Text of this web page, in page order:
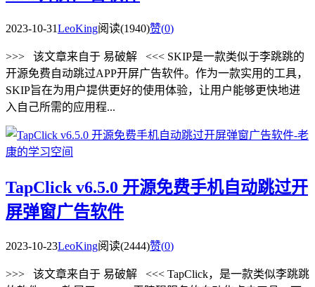
2023-10-31LeoKing阅读(1940)赞(0)
>>> 该文章来自于 易破解 <<< SKIP是一款类似于李跳跳的
开源免费自动跳过APP开屏广告软件。作为一款实用的工具，
SKIP旨在为用户提供更好的使用体验，让用户能够更快地进
入自己所需的应用程...
TapClick v6.5.0 开源免费手机自动跳过开
屏弹窗广告软件
2023-10-23LeoKing阅读(2444)赞(0)
>>> 该文章来自于 易破解 <<< TapClick，是一款类似李跳跳